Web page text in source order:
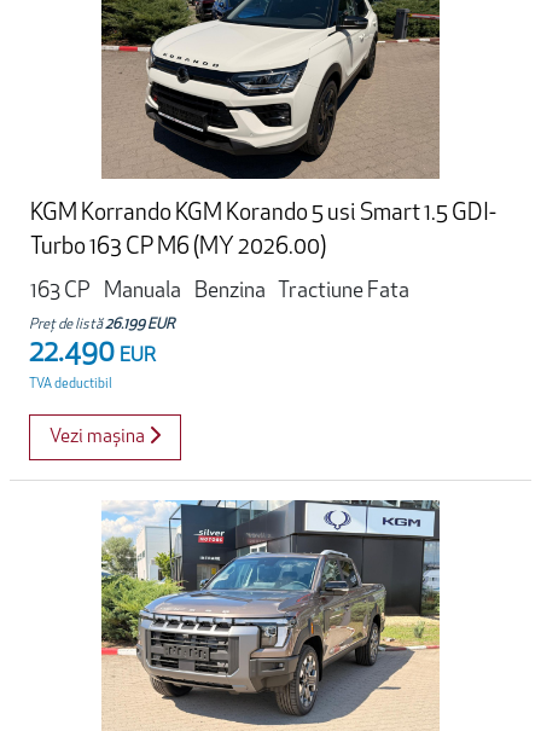
KGM Korrando KGM Korando 5 usi Smart 1.5 GDI-
Turbo 163 CP M6 (MY 2026.00)
163 CP
Manuala Benzina Tractiune Fata
Preț de listă26.199 EUR
22.490 EUR
TVA deductibil
Vezi mașina